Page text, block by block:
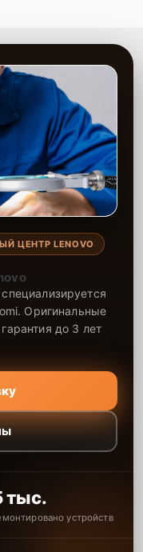
ЦЕНТР LENOVO
Оригинальные
до 3 лет
тыс.
устройств